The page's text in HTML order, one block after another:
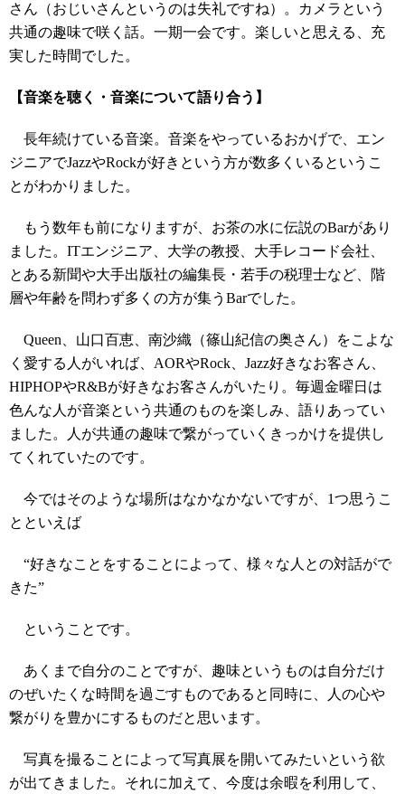
さん（おじいさんというのは失礼ですね）。カメラという
共通の趣味で咲く話。一期一会です。楽しいと思える、充
実した時間でした。
【音楽を聴く・音楽について語り合う】
長年続けている音楽。音楽をやっているおかげで、エン
ジニアでJazzやRockが好きという方が数多くいるというこ
とがわかりました。
もう数年も前になりますが、お茶の水に伝説のBarがあり
ました。ITエンジニア、大学の教授、大手レコード会社、
とある新聞や大手出版社の編集長・若手の税理士など、階
層や年齢を問わず多くの方が集うBarでした。
Queen、山口百恵、南沙織（篠山紀信の奥さん）をこよな
く愛する人がいれば、AORやRock、Jazz好きなお客さん、
HIPHOPやR&Bが好きなお客さんがいたり。毎週金曜日は
色んな人が音楽という共通のものを楽しみ、語りあってい
ました。人が共通の趣味で繋がっていくきっかけを提供し
てくれていたのです。
今ではそのような場所はなかなかないですが、1つ思うこ
とといえば
“好きなことをすることによって、様々な人との対話がで
きた”
ということです。
あくまで自分のことですが、趣味というものは自分だけ
のぜいたくな時間を過ごすものであると同時に、人の心や
繋がりを豊かにするものだと思います。
写真を撮ることによって写真展を開いてみたいという欲
が出てきました。それに加えて、今度は余暇を利用して、